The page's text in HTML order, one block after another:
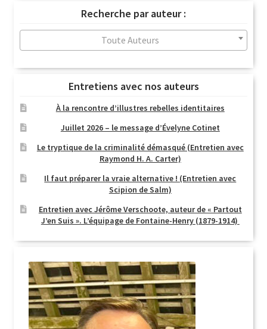
Recherche par auteur :
Toute Auteurs
Entretiens avec nos auteurs
À la rencontre d’illustres rebelles identitaires
Juillet 2026 – le message d’Évelyne Cotinet
Le tryptique de la criminalité démasqué (Entretien avec
Raymond H. A. Carter)
Il faut préparer la vraie alternative ! (Entretien avec
Scipion de Salm)
Entretien avec Jérôme Verschoote, auteur de « Partout
J’en Suis ». L’équipage de Fontaine-Henry (1879-1914)